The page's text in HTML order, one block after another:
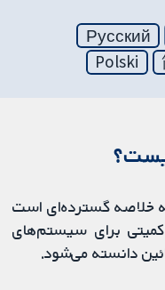
Русский
Polski
خلاصه گسترده‌ای است
برای سیستم‌های
دانسته می‌شود.